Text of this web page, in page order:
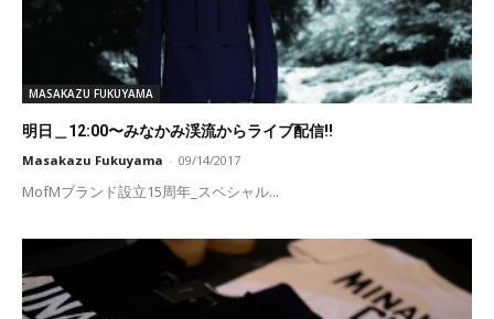
MASAKAZU FUKUYAMA
明日＿12:00〜みなかみ渓流からライブ配信‼︎
Masakazu Fukuyama - 09/14/2017
MofMブランド設立15周年_スペシャル...